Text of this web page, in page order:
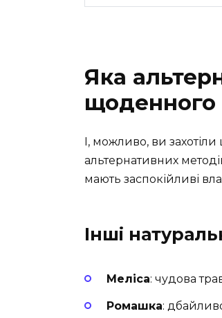
Яка
щоденного
І, можливо, ви
альтернативних
мають заспокійливі
Інші
Меліса: чудова
Ромашка: